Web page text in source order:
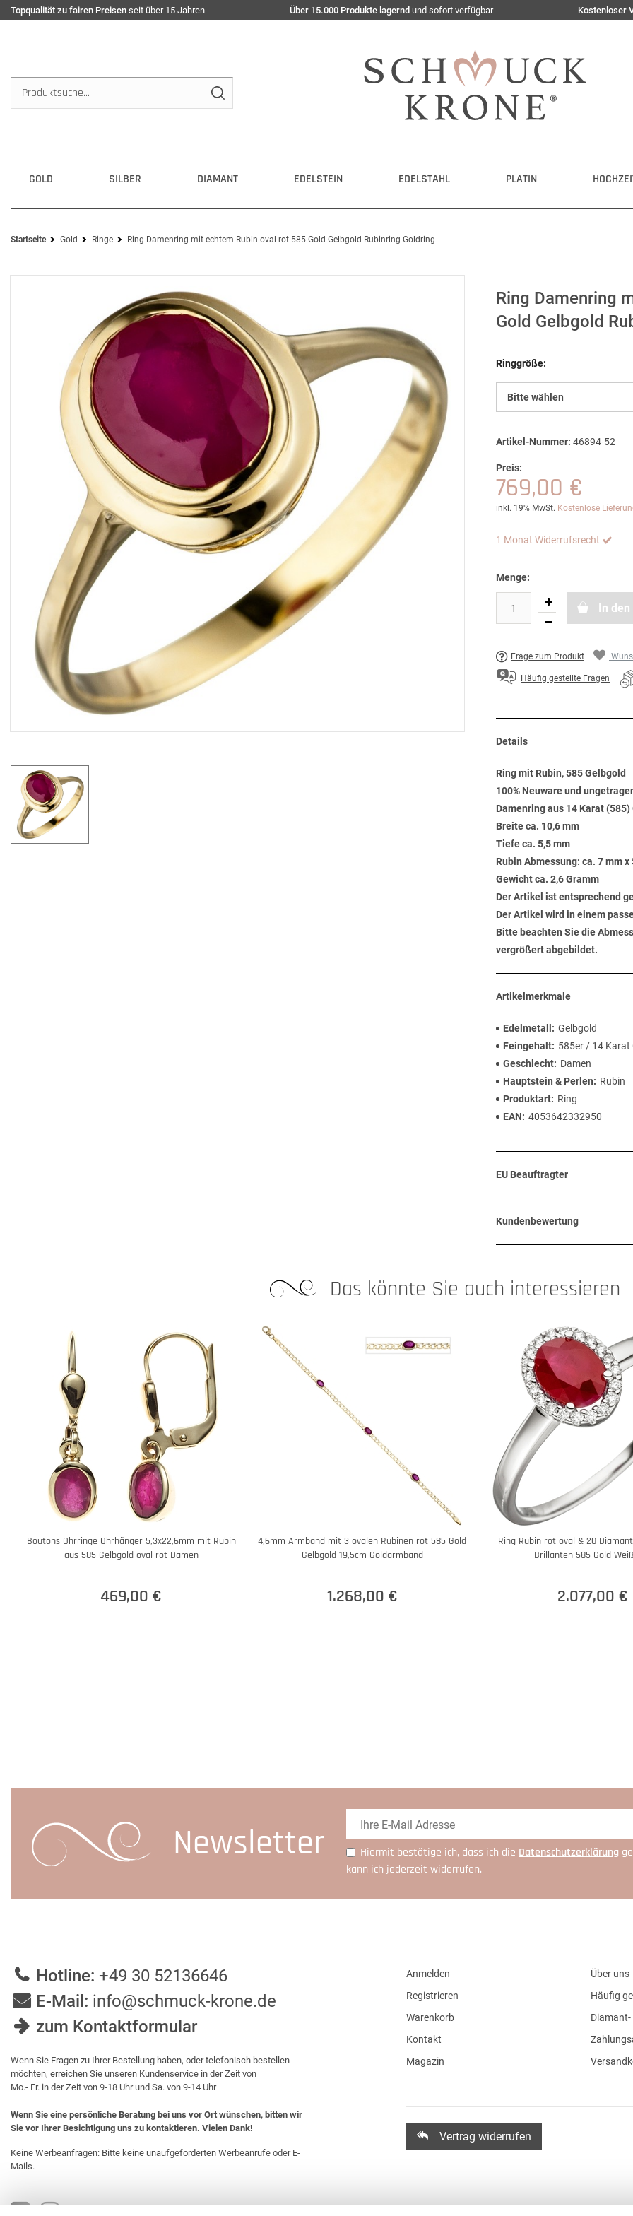
Topqualität zu fairen Preisen seit über 15 Jahren Über 15.000 Produkte lagernd und sofort verfügbar Kostenloser
GOLD SILBER DIAMANT EDELSTEIN EDELSTAHL PLATIN
Startseite Gold Ringe Ring Damenring mit echtem Rubin oval rot 585 Gold Gelbgold Rubinring Goldring
Ring Damenring
Gold Gelbgold
Ringgröße:
Bitte wählen
Artikel-Nummer: 46894-52
Preis:
769,00 €
inkl. 19% MwSt. Kostenlose
1 Monat Widerrufsrecht
Menge:
In
Frage zum Produkt
Häufig gestellte Fragen
Details
Ring mit Rubin, 585 Gelbgold
100% Neuware und
Damenring aus 14 Karat
Breite ca. 10,6 mm
Tiefe ca. 5,5 mm
Rubin Abmessung: ca. 7 mm x
Gewicht ca. 2,6 Gramm
Der Artikel ist entsprechend
Der Artikel wird in einem
Bitte beachten Sie die
vergrößert abgebildet.
Artikelmerkmale
Edelmetall
Gelbgold
Feingehalt
585er / 14 Karat
Geschlecht
Damen
Hauptstein & Perlen
Rubin
Produktart
Ring
EAN
4053642332950
EU Beauftragter
Kundenbewertung
Das könnte Sie auch interessieren
Boutons Ohrringe Ohrhänger 5,3x22,6mm mit Rubin
aus 585 Gelbgold oval rot Damen
469,00 €
4,6mm Armband mit 3 ovalen Rubinen rot 585 Gold
Gelbgold 19,5cm Goldarmband
1.268,00 €
Ring Rubin rot oval & 20
Brillanten 585 Gold
2.077,00 €
Newsletter Hiermit bestätige ich, dass ich die Daten­schutz­erklärung
kann ich jederzeit widerrufen.
Hotline: +49 30 52136646
E-Mail: info@schmuck-krone.de
zum Kontaktformular
Wenn Sie Fragen zu Ihrer Bestellung haben, oder telefonisch bestellen
möchten, erreichen Sie unseren Kundenservice in der Zeit von
Mo.- Fr. in der Zeit von 9-18 Uhr und Sa. von 9-14 Uhr
Wenn Sie eine persönliche Beratung bei uns vor Ort wünschen, bitten wir
Sie vor Ihrer Besichtigung uns zu kontaktieren. Vielen Dank!
Keine Werbeanfragen: Bitte keine unaufgeforderten Werbeanrufe oder E-
Mails.
Anmelden
Registrieren
Warenkorb
Kontakt
Magazin
Über uns
Häufig
Vertrag widerrufen